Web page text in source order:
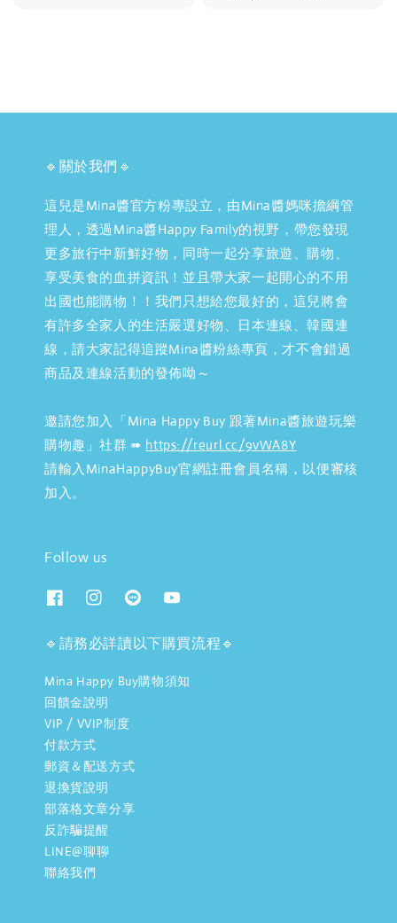
🔹關於我們🔹
這兒是Mina醬官方粉專設立，由Mina醬媽咪擔綱管
理人，透過Mina醬Happy Family的視野，帶您發現
更多旅行中新鮮好物，同時一起分享旅遊、購物、
享受美食的血拼資訊！並且帶大家一起開心的不用
出國也能購物！！我們只想給您最好的，這兒將會
有許多全家人的生活嚴選好物、日本連線、韓國連
線，請大家記得追蹤Mina醬粉絲專頁，才不會錯過
商品及連線活動的發佈呦～
邀請您加入「Mina Happy Buy 跟著Mina醬旅遊玩樂
購物趣」社群 ➠ https://reurl.cc/9vWA8Y
請輸入MinaHappyBuy官網註冊會員名稱，以便審核
加入。
Follow us
🔹請務必詳讀以下購買流程🔹
Mina Happy Buy購物須知
回饋金說明
VIP / VVIP制度
付款方式
郵資＆配送方式
退換貨說明
部落格文章分享
反詐騙提醒
LINE@聊聊
聯絡我們